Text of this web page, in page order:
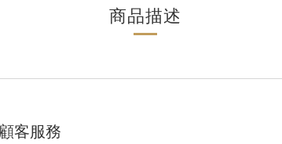
商品描述
顧客服務